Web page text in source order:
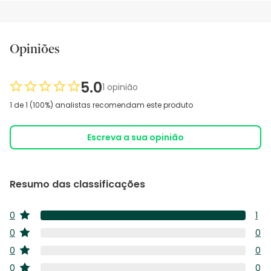
Opiniões
Resumo das classificações
0
estrelas
1
1
5
0
estrelas
0
0
0
estrelas
0
0
0 0
5.01 opinião
1 de 1 (100%) analistas recomendam este produto
Escreva a sua opinião